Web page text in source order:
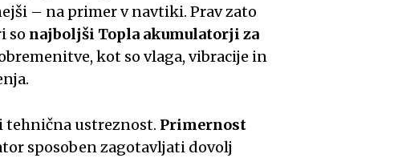
– na primer v navtiki. Prav zato
so najboljši Topla akumulatorji za
kot so vlaga, vibracije in
ustreznost. Primernost
sposoben zagotavljati dovolj